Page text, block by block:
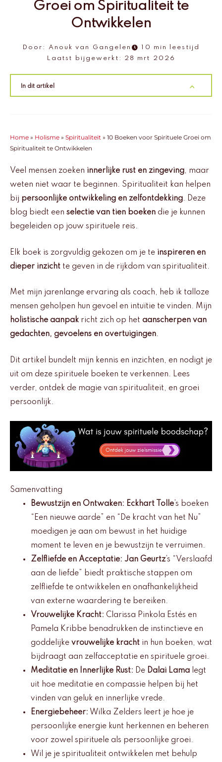
Groei om Spiritualiteit te
Ontwikkelen
Door: Anouk van Gangelen
10 min leestijd
Laatst bijgewerkt:
28 mrt 2026
In dit artikel
Home » Holisme » Spiritualiteit » 10 Boeken voor Spirituele Groei om
Spiritualiteit te Ontwikkelen
Veel mensen zoeken innerlijke rust en zingeving, maar
weten niet waar te beginnen. Spiritualiteit kan helpen
bij persoonlijke ontwikkeling en zelfontdekking. Deze
blog biedt een selectie van tien boeken die je kunnen
begeleiden op jouw spirituele reis.
Elk boek is zorgvuldig gekozen om je te inspireren en
dieper inzicht te geven in de rijkdom van spiritualiteit.
Met mijn jarenlange ervaring als coach, heb ik talloze
mensen geholpen hun gevoel en intuïtie te vinden. Mijn
holistische aanpak richt zich op het aanscherpen van
gedachten, gevoelens en overtuigingen.
Dit artikel bundelt mijn kennis en inzichten, en nodigt je
uit om deze spirituele boeken te verkennen. Lees
verder, ontdek de magie van spiritualiteit, en groei
persoonlijk.
Samenvatting
Bewustzijn en Ontwaken: Eckhart Tolle’s boeken
“Een nieuwe aarde” en “De kracht van het Nu”
moedigen je aan om bewust in het huidige
moment te leven en je bewustzijn te verruimen.
Zelfliefde en Acceptatie: Jan Geurtz’s “Verslaafd
aan de liefde” biedt praktische stappen om
zelfliefde te ontwikkelen en onafhankelijkheid
van externe waardering te bereiken.
Vrouwelijke Kracht: Clarissa Pinkola Estés en
Pamela Kribbe benadrukken de instinctieve en
goddelijke vrouwelijke kracht in hun boeken, wat
bijdraagt aan zelfacceptatie en spirituele groei.
Meditatie en Innerlijke Rust: De Dalai Lama legt
uit hoe meditatie en compassie helpen bij het
vinden van geluk en innerlijke vrede.
Energiebeheer: Wilka Zelders leert je hoe je
persoonlijke energie kunt herkennen en beheren
voor zowel spirituele als persoonlijke groei.
Wil je je spiritualiteit ontwikkelen met behulp